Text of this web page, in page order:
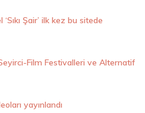
Şair’ ilk kez bu sitede
Film Festivalleri ve Alternatif
yayınlandı